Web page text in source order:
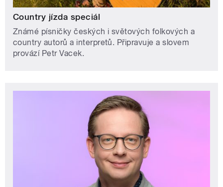
Country jízda speciál
Známé písničky českých i světových folkových a
country autorů a interpretů. Připravuje a slovem
provází Petr Vacek.